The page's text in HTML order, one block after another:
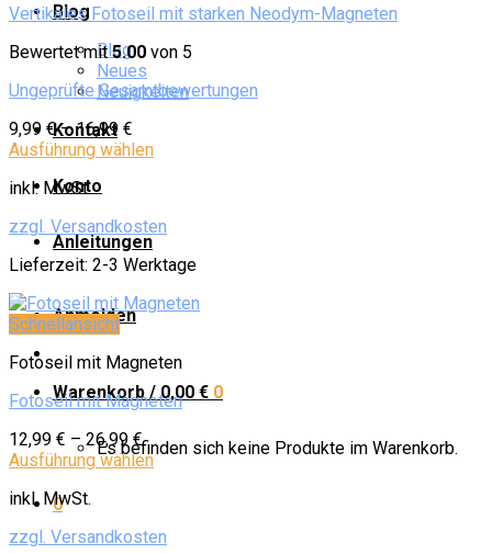
Blog
Blog
Neues
Neuigkeiten
Kontakt
Konto
Anleitungen
Anmelden
Warenkorb /0,00 € 0
Es befinden sich keine Produkte im Warenkorb.
0
Vertikales Fotoseil mit starken Neodym-Magneten
Bewertet mit5.00 von 5
Ungeprüfte Gesamtbewertungen
9,99 €–16,99 €
Ausführung wählen
inkl. MwSt.
zzgl. Versandkosten
Lieferzeit: 2-3 Werktage
Schnellansicht
Fotoseil mit Magneten
Fotoseil mit Magneten
12,99 € –26,99 €
Ausführung wählen
inkl. MwSt.
zzgl. Versandkosten